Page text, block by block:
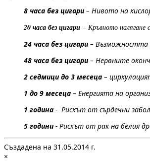
8 часа без цигари– Нивото на
20 часа без цигари – Кръвното налягане
24 часа без цигари– Възможността
48 часа без цигари– Нервните
2 седмици до 3 месеца –
1 до 9 месеца – Енергията на
1 година - Рискът от сърдечни
5 години- Рискът от рак на белия
Създадена на 31.05.2014 г.
×